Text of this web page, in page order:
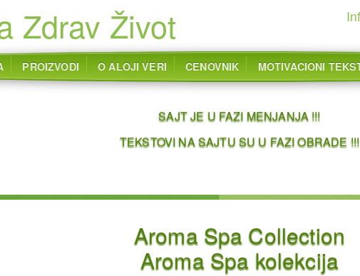
Zdrav Život
PROIZVODI O ALOJI VERI CENOVNIK MOTIVACIONI
SAJT JE U FAZI MENJANJA !!!
TEKSTOVI NA SAJTU SU U FAZI OBRADE !!!
Aroma Spa Collection
Aroma Spa kolekcija